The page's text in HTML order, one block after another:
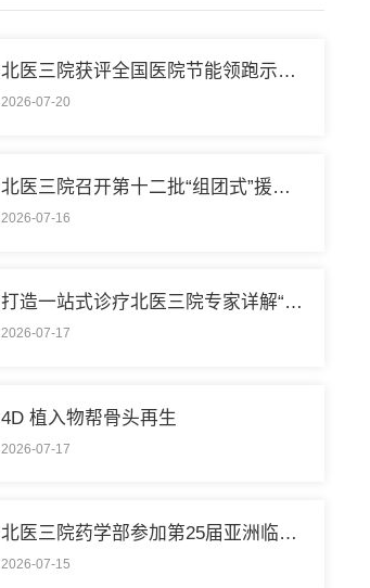
北医三院获评全国医院节能领跑示范单位称号
2026-07-20
北医三院召开第十二批“组团式”援藏医疗队欢送会
2026-07-16
打造一站式诊疗北医三院专家详解“控糖”新模式
2026-07-17
4D 植入物帮骨头再生
2026-07-17
北医三院药学部参加第25届亚洲临床药学大会
2026-07-15